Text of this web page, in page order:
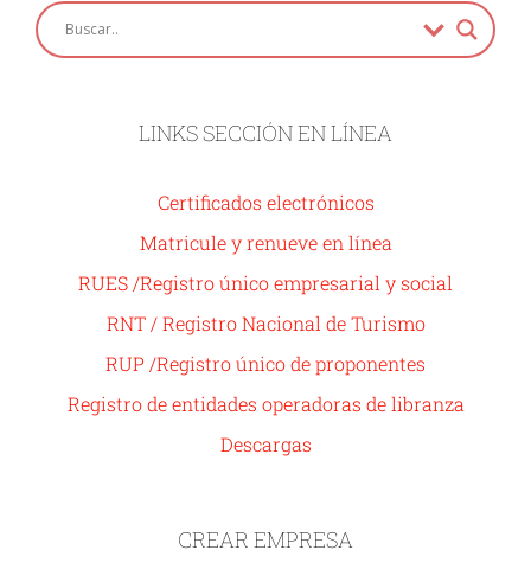
LINKS SECCIÓN EN LÍNEA
Certificados electrónicos
Matricule y renueve en línea
RUES /Registro único empresarial y social
RNT / Registro Nacional de Turismo
RUP /Registro único de proponentes
Registro de entidades operadoras de libranza
Descargas
CREAR EMPRESA